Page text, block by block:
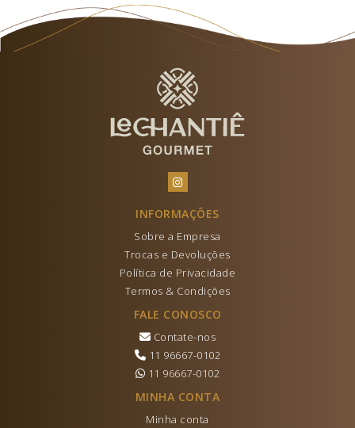
INFORMAÇÕES
Sobre a Empresa
Trocas e Devoluções
Política de Privacidade
Termos & Condições
FALE CONOSCO
Contate-nos
11 96667-0102
11 96667-0102
MINHA CONTA
Minha conta